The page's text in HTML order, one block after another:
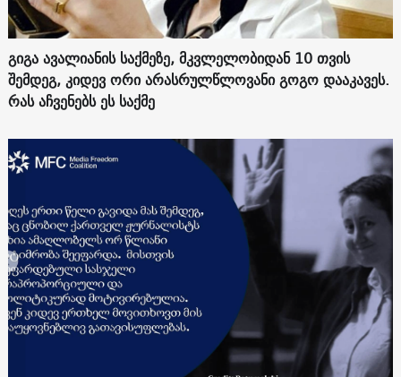
გიგა ავალიანის საქმეზე, მკვლელობიდან 10 თვის
შემდეგ, კიდევ ორი არასრულწლოვანი გოგო დააკავეს.
რას აჩვენებს ეს საქმე